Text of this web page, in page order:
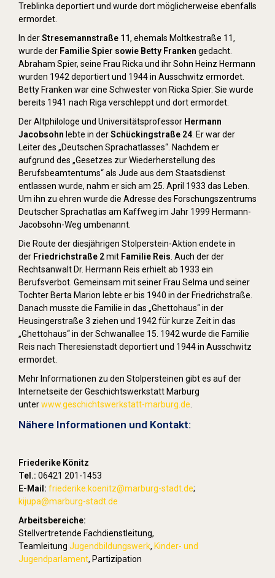
Treblinka deportiert und wurde dort möglicherweise ebenfalls
ermordet.
In derStresemannstraße 11, ehemals Moltkestraße 11,
wurde der Familie Spier sowie Betty Franken gedacht.
Abraham Spier, seine Frau Ricka und ihr Sohn Heinz Hermann
wurden 1942 deportiert und 1944 in Ausschwitz ermordet.
Betty Franken war eine Schwester von Ricka Spier. Sie wurde
bereits 1941 nach Riga verschleppt und dort ermordet.
Der Altphilologe und Universitätsprofessor Hermann
Jacobsohn lebte in derSchückingstraße 24 . Er war der
Leiter des „Deutschen Sprachatlasses“. Nachdem er
aufgrund des „Gesetzes zur Wiederherstellung des
Berufsbeamtentums“ als Jude aus dem Staatsdienst
entlassen wurde, nahm er sich am 25. April 1933 das Leben.
Um ihn zu ehren wurde die Adresse des Forschungszentrums
Deutscher Sprachatlas am Kaffweg im Jahr 1999 Hermann-
Jacobsohn-Weg umbenannt.
Die Route der diesjährigen Stolperstein-Aktion endete in
der Friedrichstraße 2mit Familie Reis . Auch der der
Rechtsanwalt Dr. Hermann Reis erhielt ab 1933 ein
Berufsverbot. Gemeinsam mit seiner Frau Selma und seiner
Tochter Berta Marion lebte er bis 1940 in der Friedrichstraße.
Danach musste die Familie in das „Ghettohaus“ in der
Heusingerstraße 3 ziehen und 1942 für kurze Zeit in das
„Ghettohaus“ in der Schwanallee 15. 1942 wurde die Familie
Reis nach Theresienstadt deportiert und 1944 in Ausschwitz
ermordet.
Mehr Informationen zu den Stolpersteinen gibt es auf der
Internetseite der Geschichtswerkstatt Marburg
unterwww.geschichtswerkstatt-marburg.de
Nähere Informationen und Kontakt:
Friederike Könitz
Tel.: 06421 201-1453
E-Mail: friederike.koenitz@marburg-stadt.de;
kijupa@marburg-stadt.de
Arbeitsbereiche:
Stellvertretende Fachdienstleitung,
Teamleitung Jugendbildungswerk, Kinder- und
Jugendparlament, Partizipation